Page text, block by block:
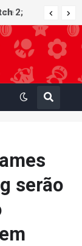
2;
serão